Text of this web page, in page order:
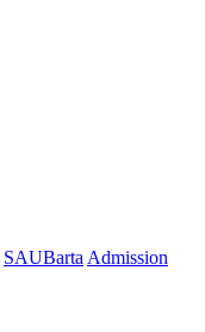
SAUBarta Admission